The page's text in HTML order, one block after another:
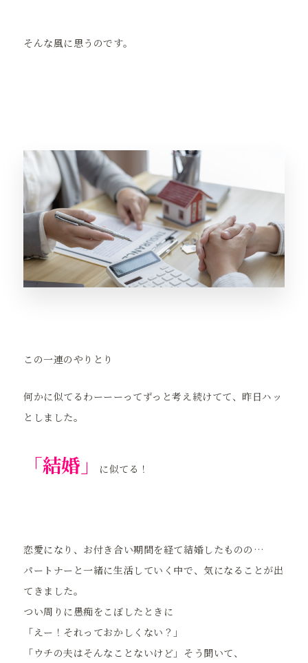
そんな風に思うのです。
この一連のやりとり
何かに似てるわーーーってずっと考え続けてて、昨日ハッ
としました。
「結婚」 に似てる！
恋愛になり、お付き合い期間を経て結婚したものの…
パートナーと一緒に生活していく中で、気になることが出
てきました。
つい周りに愚痴をこぼしたときに
「えー！それっておかしくない？」
「ウチの夫はそんなことないけど」そう聞いて、